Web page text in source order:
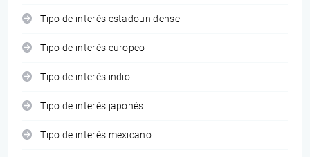
Tipo de interés estadounidense
Tipo de interés europeo
Tipo de interés indio
Tipo de interés japonés
Tipo de interés mexicano